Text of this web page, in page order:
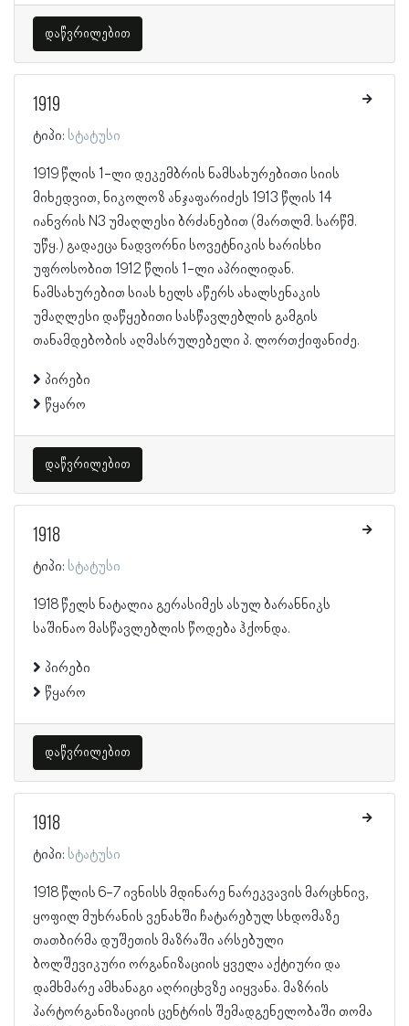
დაწვრილებით
1919
ტიპი: სტატუსი
1919 წლის 1-ლი დეკემბრის ნამსახურებითი სიის
მიხედვით, ნიკოლოზ ანჯაფარიძეს 1913 წლის 14
იანვრის N3 უმაღლესი ბრძანებით (მართლმ. სარწმ.
უწყ.) გადაეცა ნადვორნი სოვეტნიკის ხარისხი
უფროსობით 1912 წლის 1-ლი აპრილიდან.
ნამსახურებით სიას ხელს აწერს ახალსენაკის
უმაღლესი დაწყებითი სასწავლებლის გამგის
თანამდებობის აღმასრულებელი პ. ლორთქიფანიძე.
პირები
წყარო
დაწვრილებით
1918
ტიპი: სტატუსი
1918 წელს ნატალია გერასიმეს ასულ ბარანნიკს
საშინაო მასწავლებლის წოდება ჰქონდა.
პირები
წყარო
დაწვრილებით
1918
ტიპი: სტატუსი
1918 წლის 6-7 ივნისს მდინარე ნარეკვავის მარცხნივ,
ყოფილ მუხრანის ვენახში ჩატარებულ სხდომაზე
თათბირმა დუშეთის მაზრაში არსებული
ბოლშევიკური ორგანიზაციის ყველა აქტიური და
დამხმარე ამხანაგი აღრიცხვზე აიყვანა. მაზრის
პარტორგანიზაციის ცენტრის შემადგენელობაში თომა